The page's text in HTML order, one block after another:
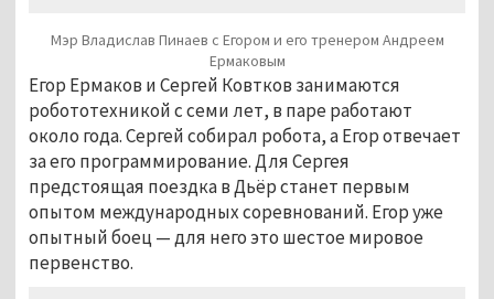
Мэр Владислав Пинаев с Егором и его тренером Андреем
Ермаковым
Егор Ермаков и Сергей Ковтков занимаются
робототехникой с семи лет, в паре работают
около года. Сергей собирал робота, а Егор отвечает
за его программирование. Для Сергея
предстоящая поездка в Дьёр станет первым
опытом международных соревнований. Егор уже
опытный боец — для него это шестое мировое
первенство.